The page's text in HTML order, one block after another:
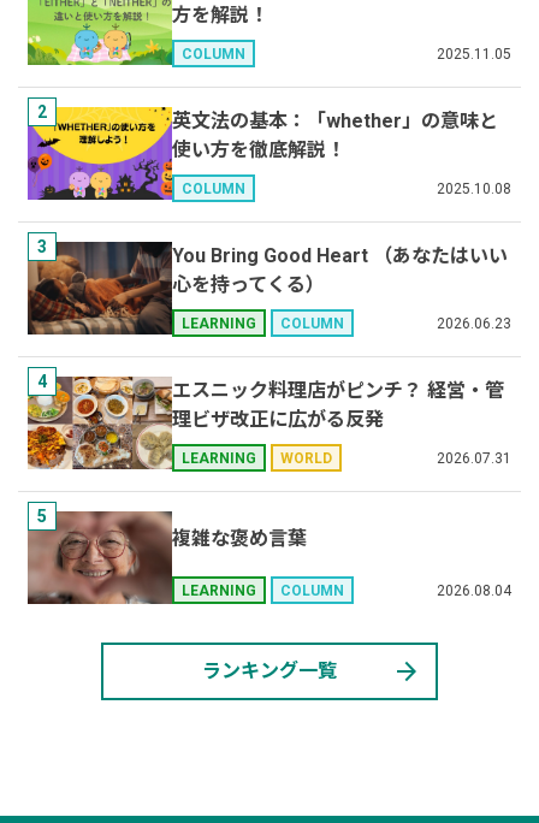
方を解説！
COLUMN 2025.11.05
2
英文法の基本：「whether」の意味と
使い方を徹底解説！
COLUMN 2025.10.08
3
You Bring Good Heart （あなたはいい
心を持ってくる）
LEARNING COLUMN 2026.06.23
4
エスニック料理店がピンチ？ 経営・管
理ビザ改正に広がる反発
LEARNING WORLD 2026.07.31
5
複雑な褒め言葉
LEARNING COLUMN 2026.08.04
ランキング一覧 arrow_forward